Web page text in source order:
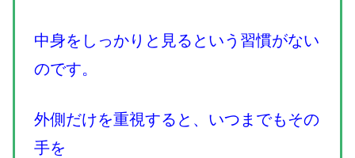
中身をしっかりと見るという習慣がない
のです。
外側だけを重視すると、いつまでもその
手を